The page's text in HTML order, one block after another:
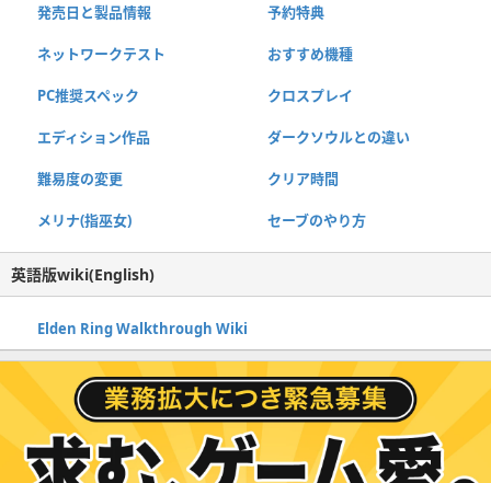
発売日と製品情報 予約特典
ネットワークテスト おすすめ機種
PC推奨スペック クロスプレイ
エディション作品 ダークソウルとの違い
難易度の変更 クリア時間
メリナ(指巫女) セーブのやり方
英語版wiki(English)
Elden Ring Walkthrough Wiki